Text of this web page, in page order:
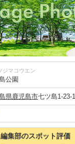
ジマコウエン
公園
県 鹿児島市七ツ島1-23-1
編集部のスポット評価